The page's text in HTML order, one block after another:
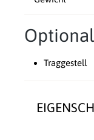
Traggestell